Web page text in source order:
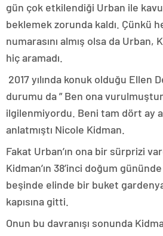
gün çok etkilendiği Urban ile
beklemek zorunda kaldı. Çünkü
numarasını almış olsa da Urban,
hiç aramadı.
2017 yılında konuk olduğu Ellen
durumu da ” Ben ona
ilgilenmiyordu. Beni tam dört ay
anlatmıştı Nicole Kidman.
Fakat Urban’ın ona bir sürprizi
Kidman’ın 38’inci doğum
beşinde elinde bir buket
kapısına gitti.
Onun bu davranışı sonunda